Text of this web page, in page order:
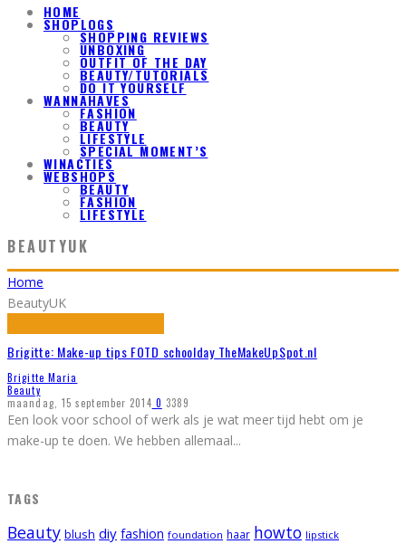
HOME
SHOPLOGS
SHOPPING REVIEWS
UNBOXING
OUTFIT OF THE DAY
BEAUTY/TUTORIALS
DO IT YOURSELF
WANNAHAVES
FASHION
BEAUTY
LIFESTYLE
SPECIAL MOMENT’S
WINACTIES
WEBSHOPS
BEAUTY
FASHION
LIFESTYLE
BEAUTYUK
Home
BeautyUK
Brigitte: Make-up tips FOTD schoolday TheMakeUpSpot.nl
Brigitte Maria
Beauty
maandag, 15 september 2014 0 3389
Een look voor school of werk als je wat meer tijd hebt om je
make-up te doen. We hebben allemaal...
TAGS
Beauty blush diy fashion foundation haar howto lipstick